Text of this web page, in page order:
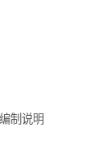
制说明